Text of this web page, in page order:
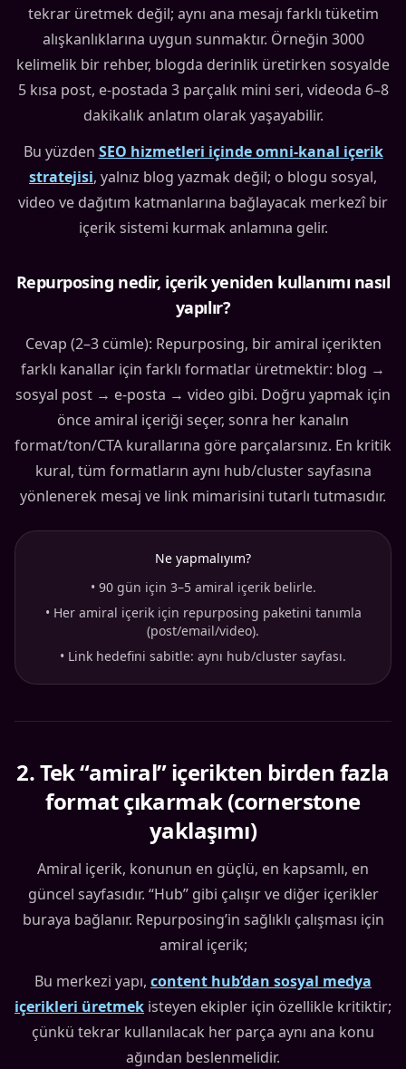
tekrar üretmek değil; aynı ana mesajı farklı tüketim
alışkanlıklarına uygun sunmaktır. Örneğin 3000
kelimelik bir rehber, blogda derinlik üretirken sosyalde
5 kısa post, e-postada 3 parçalık mini seri, videoda 6–8
dakikalık anlatım olarak yaşayabilir.
Bu yüzden SEO hizmetleri içinde omni-kanal içerik
stratejisi, yalnız blog yazmak değil; o blogu sosyal,
video ve dağıtım katmanlarına bağlayacak merkezî bir
içerik sistemi kurmak anlamına gelir.
Repurposing nedir, içerik yeniden kullanımı nasıl
yapılır?
Cevap (2–3 cümle): Repurposing, bir amiral içerikten
farklı kanallar için farklı formatlar üretmektir: blog →
sosyal post → e-posta → video gibi. Doğru yapmak için
önce amiral içeriği seçer, sonra her kanalın
format/ton/CTA kurallarına göre parçalarsınız. En kritik
kural, tüm formatların aynı hub/cluster sayfasına
yönlenerek mesaj ve link mimarisini tutarlı tutmasıdır.
Ne yapmalıyım?
• 90 gün için 3–5 amiral içerik belirle.
• Her amiral içerik için repurposing paketini tanımla
(post/email/video).
• Link hedefini sabitle: aynı hub/cluster sayfası.
2.Tek “amiral” içerikten birden fazla
format çıkarmak (cornerstone
yaklaşımı)
Amiral içerik, konunun en güçlü, en kapsamlı, en
güncel sayfasıdır. “Hub” gibi çalışır ve diğer içerikler
buraya bağlanır. Repurposing’in sağlıklı çalışması için
amiral içerik;
Bu merkezi yapı, content hub’dan sosyal medya
içerikleri üretmek isteyen ekipler için özellikle kritiktir;
çünkü tekrar kullanılacak her parça aynı ana konu
ağından beslenmelidir.